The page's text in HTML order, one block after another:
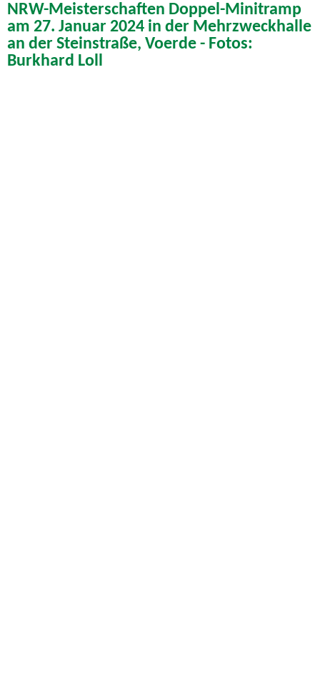
NRW-Meisterschaften Doppel-Minitramp
am 27. Januar 2024 in der Mehrzweckhalle
an der Steinstraße, Voerde - Fotos:
Burkhard Loll